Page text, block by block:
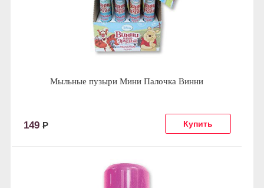
Мыльные пузыри Мини Палочка Винни
149 Р